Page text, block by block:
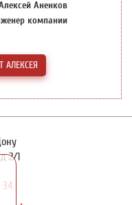
АЛЕКСЕЯ
Аненков
компании
2/1
34